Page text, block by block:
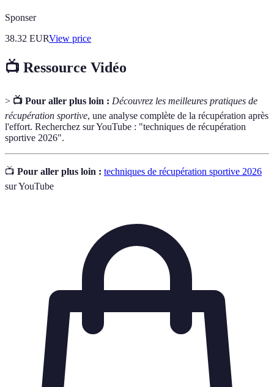
Sponser
38.32 EURView price
📺 Ressource Vidéo
> 📺 Pour aller plus loin : Découvrez les meilleures pratiques de
récupération sportive, une analyse complète de la récupération après
l'effort. Recherchez sur YouTube : "techniques de récupération
sportive 2026".
📺 Pour aller plus loin : techniques de récupération sportive 2026
sur YouTube